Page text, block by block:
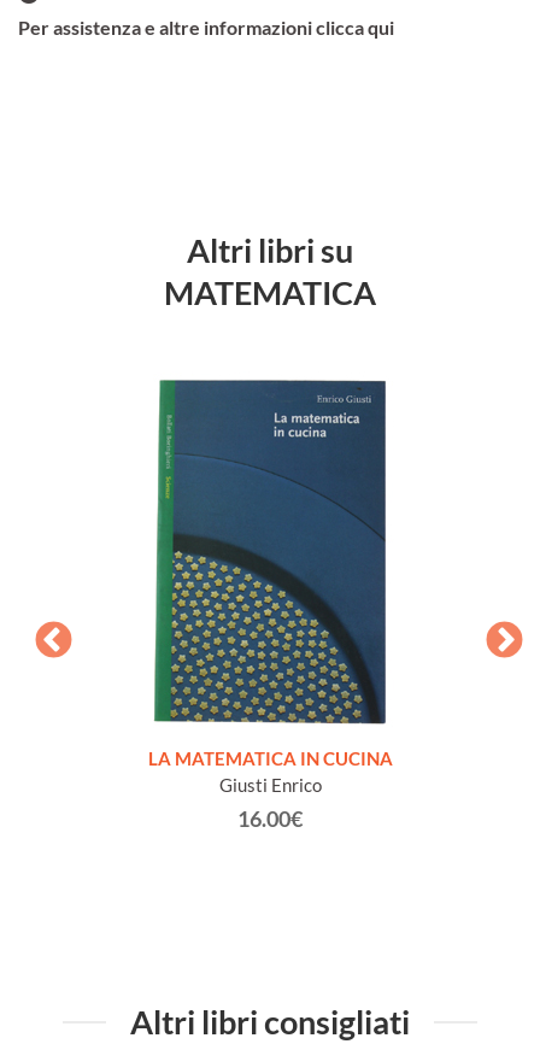
Per assistenza e altre informazioni clicca qui
Altri libri su
MATEMATICA
LA MATEMATICA IN CUCINA
Giusti Enrico
16.00€
Altri libri consigliati